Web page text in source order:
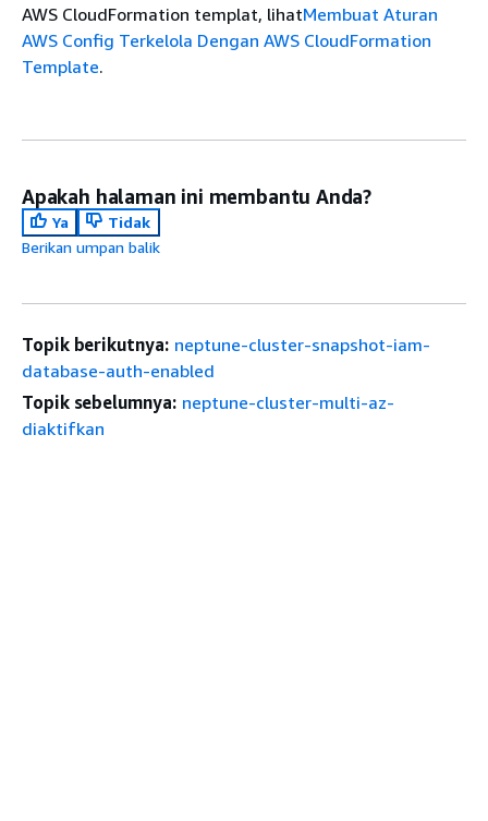
AWS CloudFormation templat, lihatMembuat Aturan
AWS Config Terkelola Dengan AWS CloudFormation
Template.
Apakah halaman ini membantu Anda?
Ya
Tidak
Berikan umpan balik
Topik berikutnya: neptune-cluster-snapshot-iam-
database-auth-enabled
Topik sebelumnya: neptune-cluster-multi-az-
diaktifkan